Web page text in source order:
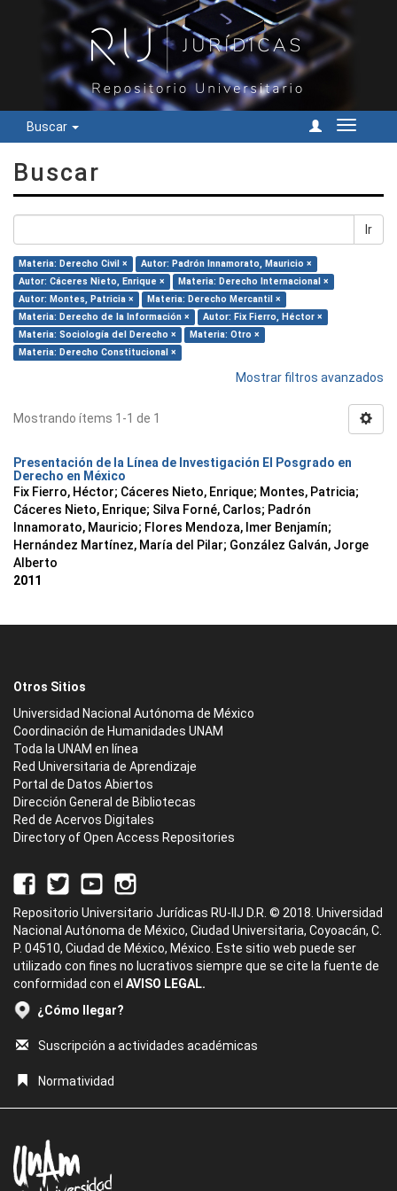
Buscar
Cambiar
Buscar
Ir
Materia: Derecho Civil ×
Autor: Padrón Innamorato, Mauricio ×
Autor: Cáceres Nieto, Enrique ×
Materia: Derecho Internacional ×
Autor: Montes, Patricia ×
Materia: Derecho Mercantil ×
Materia: Derecho de la Información ×
Autor: Fix Fierro, Héctor ×
Materia: Sociología del Derecho ×
Materia: Otro ×
Materia: Derecho Constitucional ×
Mostrar filtros avanzados
Mostrando ítems 1-1 de 1
Presentación de la Línea de Investigación El Posgrado en
Derecho en México
Fix Fierro, Héctor; Cáceres Nieto, Enrique; Montes, Patricia;
Cáceres Nieto, Enrique; Silva Forné, Carlos; Padrón
Innamorato, Mauricio; Flores Mendoza, Imer Benjamín;
Hernández Martínez, María del Pilar; González Galván, Jorge
Alberto
2011
Otros Sitios
Universidad Nacional Autónoma de México
Coordinación de Humanidades UNAM
Toda la UNAM en línea
Red Universitaria de Aprendizaje
Portal de Datos Abiertos
Dirección General de Bibliotecas
Red de Acervos Digitales
Directory of Open Access Repositories
Repositorio Universitario Jurídicas RU-IIJ D.R. © 2018. Universidad
Nacional Autónoma de México, Ciudad Universitaria, Coyoacán, C.
P. 04510, Ciudad de México, México. Este sitio web puede ser
utilizado con fines no lucrativos siempre que se cite la fuente de
conformidad con el AVISO LEGAL.
¿Cómo llegar?
Suscripción a actividades académicas
Normatividad